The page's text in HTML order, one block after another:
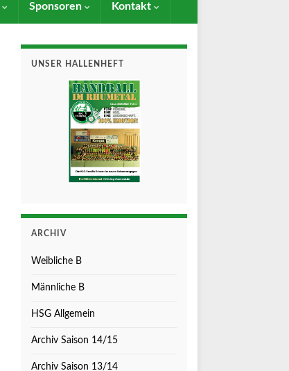
Sponsoren Kontakt
UNSER HALLENHEFT
ARCHIV
Weibliche B
Männliche B
HSG Allgemein
Archiv Saison 14/15
Archiv Saison 13/14